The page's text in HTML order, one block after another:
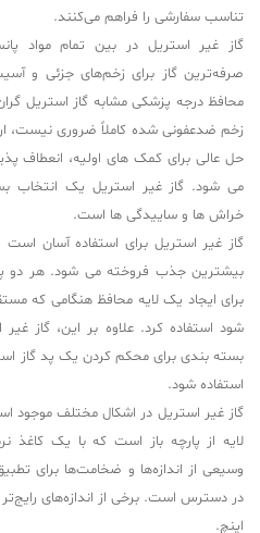
تناسب سفارشی را فراهم می‌کنند.
گاز غیر استریل در بین تمام مواد
صرفه‌ترین گاز برای زخم‌های جزئی و
محافظ درجه پزشکی مشابه گاز استریل
زخم ضدعفونی شده کاملاً ضروری نیست،
حل عالی برای کمک های اولیه، انعطاف
می شود. گاز غیر استریل یک انتخاب
خراش ها و ساییدگی ها است.
گاز غیر استریل برای استفاده آسان
بیشترین جذب فروخته می شود. هر دو
برای ایجاد یک لایه محافظ هنگامی که
شود استفاده کرد. علاوه بر این، گاز
بسته بندی برای محکم کردن یک پد گاز
استفاده شود.
گاز غیر استریل در اشکال مختلف موجود
لایه از پارچه باز است که با یک
وسیعی از اندازه‌ها و ضخامت‌ها برای
اینچ.